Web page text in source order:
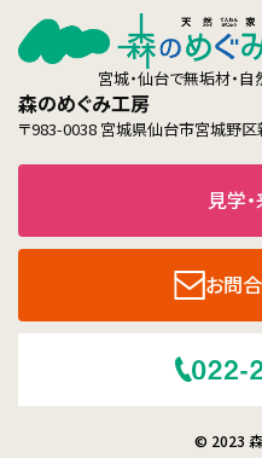
宮城・仙台で無垢材・
森のめぐみ工房
〒983-0038 宮城県仙台市宮城野
見学
お問
© 2023